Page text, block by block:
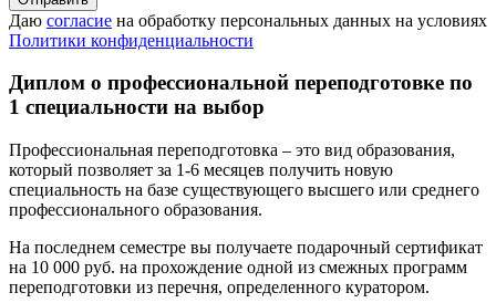
Даю согласие на обработку персональных данных на условиях
Политики конфиденциальности
Диплом о профессиональной переподготовке по
1 специальности на выбор
Профессиональная переподготовка – это вид образования,
который позволяет за 1-6 месяцев получить новую
специальность на базе существующего высшего или среднего
профессионального образования.
На последнем семестре вы получаете подарочный сертификат
на 10 000 руб. на прохождение одной из смежных программ
переподготовки из перечня, определенного куратором.